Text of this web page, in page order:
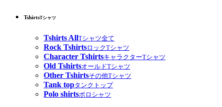
TshirtsTシャツ
Tshirts AllTシャツ全て
Rock TshirtsロックTシャツ
Character TshirtsキャラクターTシャツ
Old TshirtsオールドTシャツ
Other Tshirtsその他Tシャツ
Tank topタンクトップ
Polo shirtsポロシャツ